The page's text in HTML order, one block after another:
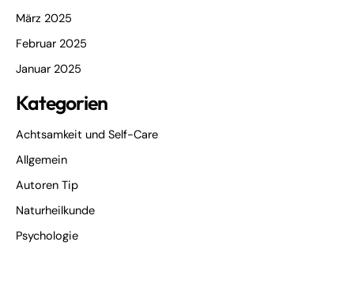
März 2025
Februar 2025
Januar 2025
Kategorien
Achtsamkeit und Self-Care
Allgemein
Autoren Tip
Naturheilkunde
Psychologie